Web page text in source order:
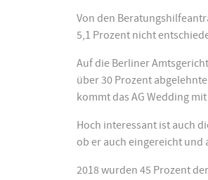
Von den
5,1 Prozent nicht
Auf die Berliner
über 30 Prozent
kommt das AG Wedding
Hoch interessant ist auch
ob er auch eingereicht und
2018 wurden 45 Prozent